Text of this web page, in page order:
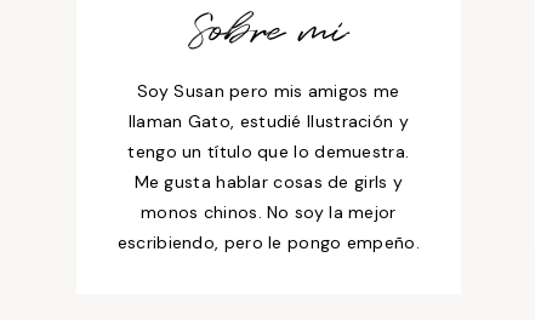
Sobre mí
Soy Susan pero mis amigos me
llaman Gato, estudié Ilustración y
tengo un título que lo demuestra.
Me gusta hablar cosas de girls y
monos chinos. No soy la mejor
escribiendo, pero le pongo empeño.